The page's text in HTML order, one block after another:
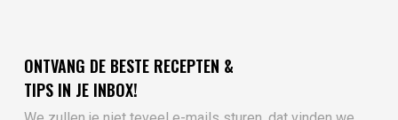
ONTVANG DE BESTE RECEPTEN &
TIPS IN JE INBOX!